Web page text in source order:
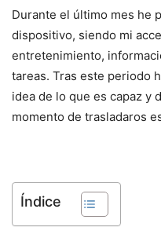
Durante el último mes he
dispositivo, siendo mi
entretenimiento,
tareas. Tras este periodo
idea de lo que es capaz y
momento de trasladaros
Índice